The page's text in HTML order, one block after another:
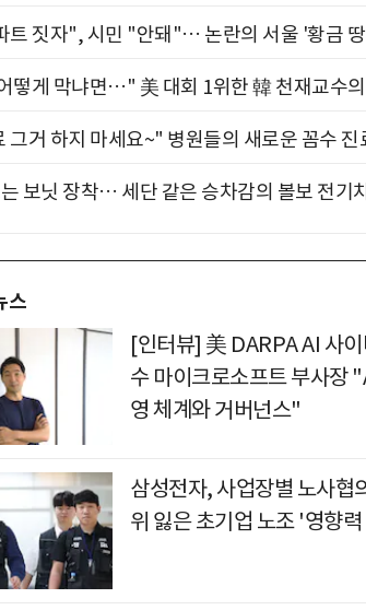
트 짓자", 시민 "안돼"… 논란의 서울 '황금
떻게 막냐면…" 美 대회 1위한 韓 천재교수
그거 하지 마세요~" 병원들의 새로운 꼼수 진
보닛 장착… 세단 같은 승차감의 볼보 전기
스
[인터뷰] 美 DARPA AI 사
수 마이크로소프트 부사장
영 체계와 거버넌스"
삼성전자, 사업장별 노사협
위 잃은 초기업 노조 '영향